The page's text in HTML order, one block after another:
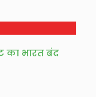
भारत बंद